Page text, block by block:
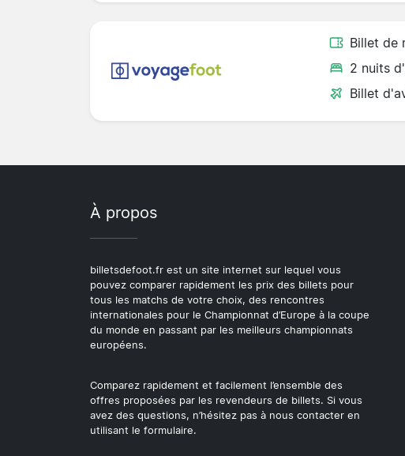
Billet de
2 nuits
Billet
À propos
billetsdefoot.fr est un site internet sur lequel vous
pouvez comparer rapidement les prix des billets pour
tous les matchs de votre choix, des rencontres
internationales pour le Championnat d’Europe à la coupe
du monde en passant par les meilleurs championnats
européens.
Comparez rapidement et facilement l’ensemble des
offres proposées par les revendeurs de billets. Si vous
avez des questions, n’hésitez pas à nous contacter en
utilisant le formulaire.